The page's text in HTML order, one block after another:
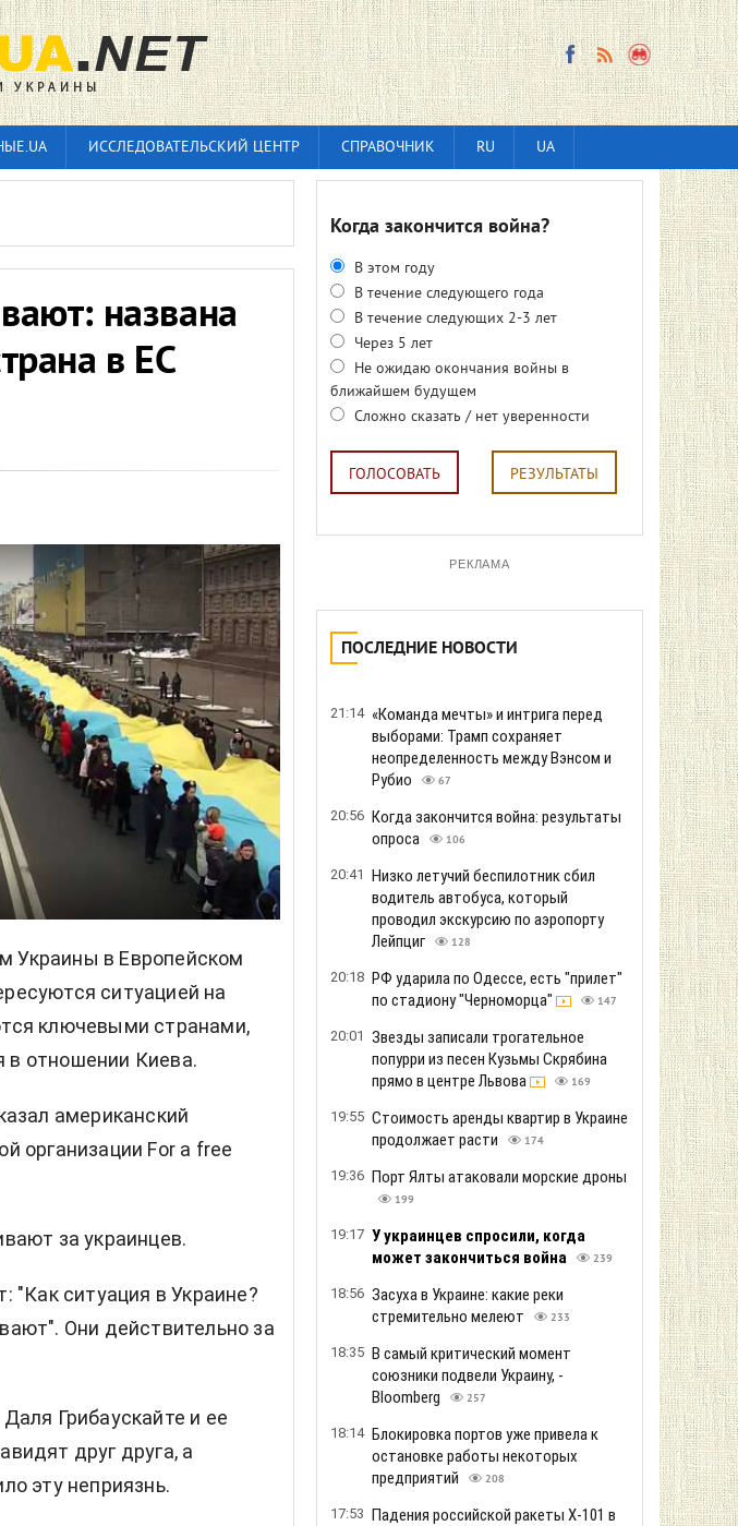
ИССЛЕДОВАТЕЛЬСКИЙ ЦЕНТР СПРАВОЧНИК RU UA
названа
в ЕС
Украины в Европейском
ситуацией на
ключевыми странами,
в отношении Киева.
американский
организации For a free
за украинцев.
ситуация в Украине?
Они действительно за
Грибаускайте и ее
друг друга, а
эту неприязнь.
Когда закончится война?
В этом году
В течение следующего года
В течение следующих 2-3 лет
Через 5 лет
Не ожидаю окончания войны в
ближайшем будущем
Сложно сказать / нет уверенности
ГОЛОСОВАТЬ РЕЗУЛЬТАТЫ
РЕКЛАМА
ПОСЛЕДНИЕ НОВОСТИ
21:14 «Команда мечты» и интрига перед
выборами: Трамп сохраняет
неопределенность между Вэнсом и
Рубио
67
20:56 Когда закончится война: результаты
опроса
106
20:41 Низко летучий беспилотник сбил
водитель автобуса, который
проводил экскурсию по аэропорту
Лейпциг
128
20:18 РФ ударила по Одессе, есть "прилет"
по стадиону "Черноморца"
147
20:01 Звезды записали трогательное
попурри из песен Кузьмы Скрябина
прямо в центре Львова
169
19:55 Стоимость аренды квартир в Украине
продолжает расти
174
19:36 Порт Ялты атаковали морские дроны
199
19:17 У украинцев спросили, когда
может закончиться война
239
18:56 Засуха в Украине: какие реки
стремительно мелеют
233
18:35 В самый критический момент
союзники подвели Украину, -
Bloomberg
257
18:14 Блокировка портов уже привела к
остановке работы некоторых
предприятий
208
17:53 Падения российской ракеты Х-101 в